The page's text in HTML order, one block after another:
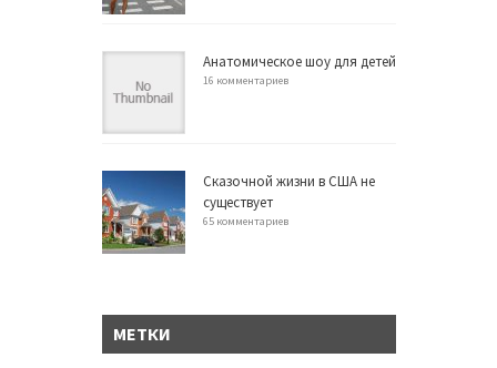
Анатомическое шоу для детей
16 комментариев
Сказочной жизни в США не
существует
65 комментариев
МЕТКИ